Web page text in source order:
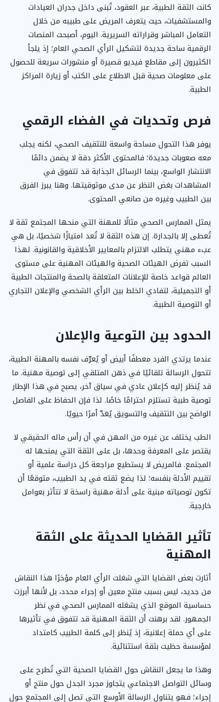
كانت الثقة الطبية، عبر العقود، تُبنى داخل جدران العيادات
والمستشفيات، حيث يتعرف المريض على طبيبه من خلال
التعامل المباشر وقراراته السريرية. اليوم، أصبحت المنصات
الرقمية ساحة جديدة لتشكيل الرأي الصحي العام؛ إذ يلجأ
الكثيرون إلى مقاطع فيديو قصيرة أو منشورات سريعة للحصول
على معلومات صحية قبل الاطلاع على الكتب أو زيارة المراكز
الطبية.
فرص وتحديات في الفضاء الرقمي
يوفر هذا التحول مساحة واسعة للتثقيف الصحي، لكنه يجلب
معه صعوبات جديدة؛ فالمحتوى الأكثر دقة لا يضمن دائمًا
الانتشار الواسع، بينما الرسائل الجذابة قد تتفوق في
المشاهدات بغض النظر عن مدى موثوقيتها. وهنا يبرز الفرق
بين الطبيب وغيره من صانعي المحتوى.
يمثل الممارس الصحي مثالًا للمهنة التي منحها المجتمع ثقة لا
تُعطى إلا بالجدارة. إن هذه الثقة لا تُعد امتيازًا شخصيًا، بل هي
عبء مهني يتطلب الالتزام بالمعايير الأخلاقية والقانونية. لهذا
السبب تفرض الهيئات الصحية والهيئات المهنية على مستوى
العالم قواعد خاصة للإعلانات المتعلقة بالصحة والمنتجات الطبية
أو التجميلية، لتفادي الخلط بين الرأي الشخصي والإعلان التجاري
أو التوصية الطبية.
الحدود بين التوعية والإعلان
عندما يرتدي الفرد معطفًا أبيض أو يُعرّف نفسه بالمهنة الطبية،
تتحول الرسالة تلقائيًا في ذهن المتلقي إلى توصية مهنية. ما
قد يُنظر إليه كإعلان عادي في سياق آخر، يصبح في هذا الإطار
توصية طبية تستلزم احترامًا خاصًا. لذا فإن الحفاظ على الفاصل
الواضح بين التثقيف والتسويق يُعَدّ أمرًا حيويًا.
الطب يختلف عن غيره من المهن في أن رأس ماله الحقيقي لا
يقتصر على المعرفة وحدها، بل على الثقة التي يمنحها له
المجتمع. فالمريض لا يستطيع مراجعة كل دراسة علمية أو
تقييم الأدلة بنفسه؛ لذا يضع ثقته في يد الطبيب، متوقعًا أن
تكون توصياته مبنية على أدلة مهنية راسخة لا تتأثر بعوامل
خارجية.
تأثير القضايا الحديثة على الثقة
المهنية
أثارت بعض القضايا التي شغلت الرأي العام مؤخرًا هذا النقاش
من جديد، ليس بسبب منتج معين أو إجراء محدد، بل لأنها أبرزت
حساسية الموقع الذي يشغله الممارس الصحي في نظر
الجمهور. لقد برهنت أن الثقة المهنية قد تتفوق في تأثيرها
على أي حملة إعلانية، إذ يُنظر إلى كلمة الطبيب كامتداد
لمؤسسة حظيت بثقة استثنائية.
وهذا ما يجعل النقاش حول القضايا الصحية التي تُطرح على
وسائل التواصل الاجتماعي يتجاوز مجرد الجدل حول منتج أو
إجراء؛ فهو يتناول الرسالة الأوسع التي تصل إلى المجتمع حول